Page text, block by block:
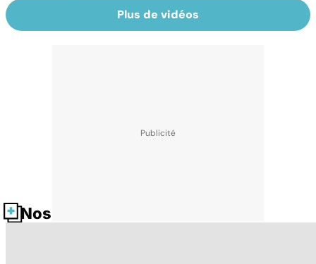
Plus de vidéos
Nos fiches santé